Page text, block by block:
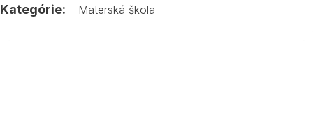
Kategórie: Materská škola